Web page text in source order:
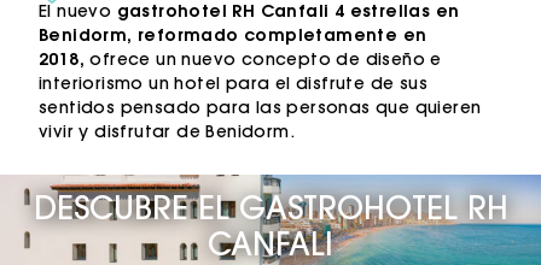
El nuevo gastrohotel RH Canfali 4 estrellas en
Benidorm, reformado completamente en
2018, ofrece un nuevo concepto de diseño e
interiorismo un hotel para el disfrute de sus
sentidos pensado para las personas que quieren
vivir y disfrutar de Benidorm.
DESCUBRE EL GASTROHOTEL RH
CANFALI